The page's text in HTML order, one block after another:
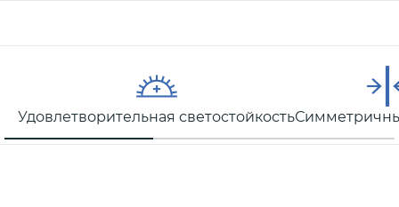
Удовлетворительная светостойкость